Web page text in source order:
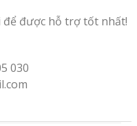
để được hỗ trợ tốt nhất!
030